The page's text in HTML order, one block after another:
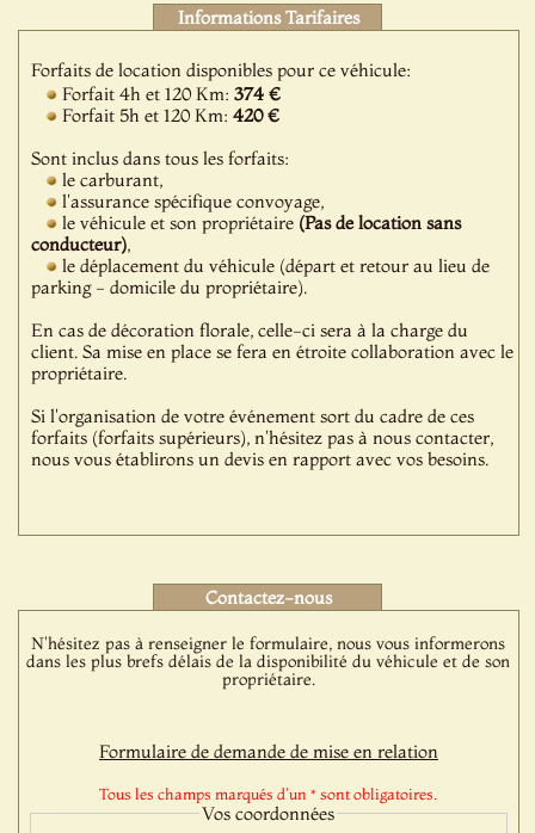
Informations Tarifaires
Forfaits de location disponibles pour ce véhicule:
Forfait 4h et 120 Km:374 €
Forfait 5h et 120 Km:420 €
Sont inclus dans tous les forfaits:
le carburant,
l'assurance spécifique convoyage,
le véhicule et son propriétaire (Pas de location sans
conducteur),
le déplacement du véhicule (départ et retour au lieu de
parking - domicile du propriétaire).
En cas de décoration florale, celle-ci sera à la charge du
client. Sa mise en place se fera en étroite collaboration avec le
propriétaire.
Si l'organisation de votre événement sort du cadre de ces
forfaits (forfaits supérieurs), n'hésitez pas à nous contacter,
nous vous établirons un devis en rapport avec vos besoins.
Contactez-nous
N'hésitez pas à renseigner le formulaire, nous vous informerons
dans les plus brefs délais de la disponibilité du véhicule et de son
propriétaire.
Formulaire de demande de mise en relation
Tous les champs marqués d'un * sont obligatoires.
Vos coordonnées